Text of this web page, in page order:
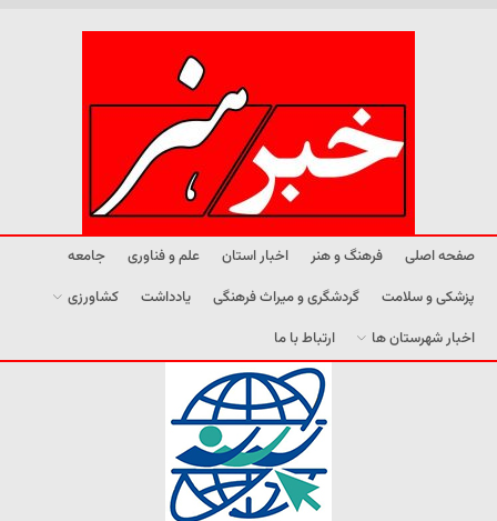
صفحه اصلی فرهنگ و هنر اخبار استان علم و فناوری
جامعه
پزشکی و سلامت
گردشگری و میراث فرهنگی یادداشت
کشاورزی
اخبار شهرستان ها
ارتباط با ما